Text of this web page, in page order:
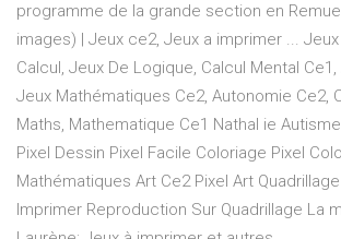
programme de la grande section en
images) | Jeux ce2, Jeux a imprimer ...
Calcul, Jeux De Logique, Calcul Mental
Jeux Mathématiques Ce2, Autonomie Ce2,
Maths, Mathematique Ce1 Nathal ie
Pixel Dessin Pixel Facile Coloriage Pixel
Mathématiques Art Ce2 Pixel Art
Imprimer Reproduction Sur Quadrillage La